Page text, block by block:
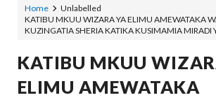
MGALU
WMA
OKULY BLOG-Aug 08
TBS Yaendelea
Home
Unlabelled
KATIBU MKUU WIZARA YA ELIMU AMEWATAKA
KUZINGATIA SHERIA KATIKA KUSIMAMIA MIRADI
KATIBU MKUU
ELIMU AMEWATAKA